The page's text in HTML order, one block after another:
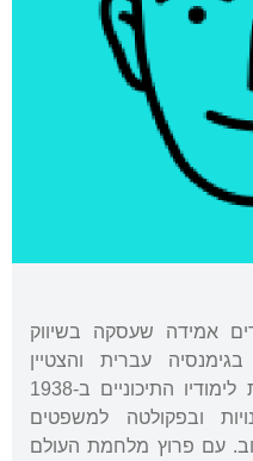
אמידה שעסקה בשיווק
עברית והצטיין
במקצועות ההומאניים. סיים את לימודיו התיכוניים ב-1938
ובפקולטה למשפטים
עם פרוץ מלחמת העולם